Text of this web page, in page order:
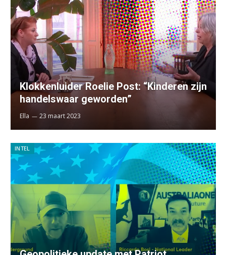
Klokkenluider Roelie Post: “Kinderen zijn
handelswaar geworden”
Ella 23 maart 2023
INTEL